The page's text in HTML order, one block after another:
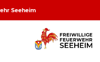
Seeheim